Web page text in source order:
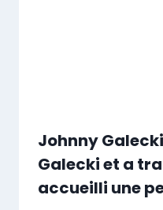
Johnny
Galecki et a
accueilli une